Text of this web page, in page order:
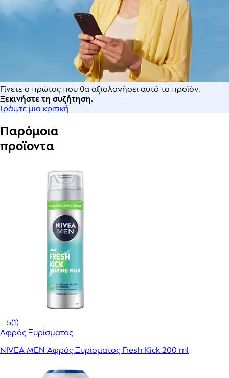
Γίνετε ο πρώτος που θα αξιολογήσει αυτό το προϊόν.
Ξεκινήστε τη συζήτηση.
Γράψτε μια κριτική
Παρόμοια
προϊοντα
5(1)
Αφρός Ξυρίσματος
NIVEA MEN Αφρός Ξυρίσματος Fresh Kick 200 ml